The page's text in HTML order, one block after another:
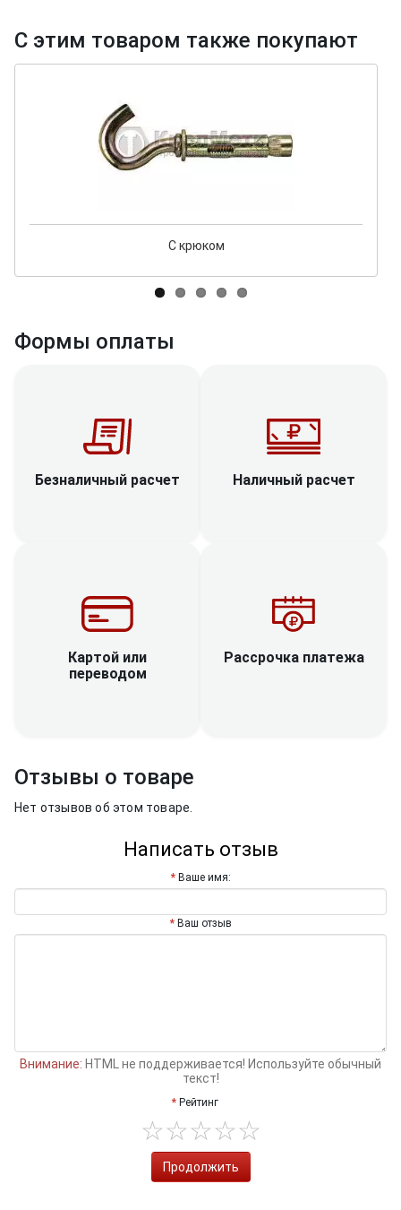
С этим товаром также покупают
С крюком
Формы оплаты
Безналичный расчет Наличный расчет
Картой или
переводом
Рассрочка платежа
Отзывы о товаре
Нет отзывов об этом товаре.
Написать отзыв
Ваше имя:
Ваш отзыв
Внимание: HTML не поддерживается! Используйте обычный
текст!
Рейтинг
Продолжить